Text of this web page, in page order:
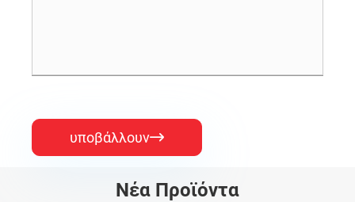
υποβάλλουν
Νέα Προϊόντα